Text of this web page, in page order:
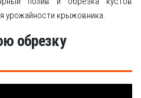
урожайности крыжовника.
обрезку